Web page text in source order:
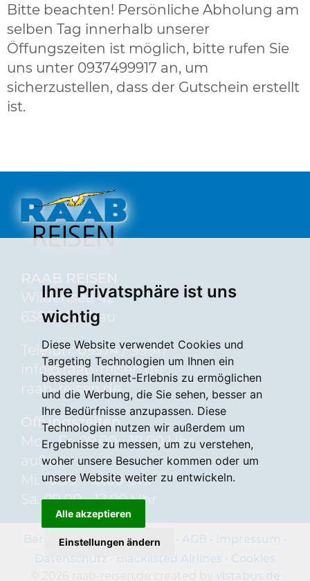
Ihre Privatsphäre ist uns
wichtig
Diese Website verwendet Cookies und
Targeting Technologien um Ihnen ein
besseres Internet-Erlebnis zu ermöglichen
und die Werbung, die Sie sehen, besser an
Ihre Bedürfnisse anzupassen. Diese
Technologien nutzen wir außerdem um
Ergebnisse zu messen, um zu verstehen,
woher unsere Besucher kommen oder um
unsere Website weiter zu entwickeln.
Alle akzeptieren
Einstellungen ändern
Bitte beachten! Persönliche Abholung am
selben Tag innerhalb unserer
Öffungszeiten ist möglich, bitte rufen Sie
uns unter 0937499917 an, um
sicherzustellen, dass der Gutschein erstellt
ist.
RAAB REISEN
Wildensee 42
63863 Eschau
Telefon: 09374 / 99917
info
raab-reisen.de
raab-reisen.de
Öffungszeiten
Mo. - Fr. 09.00 - 18.00 Uhr
außer
Mi. 10.30 - 18.00 Uhr
Sa. 09.00 - 12.00 Uhr
Barrierefreiheitserklärung AGB Impressum
Datenschutz
Blacklisted Airlines
Cookies
vistabus.de